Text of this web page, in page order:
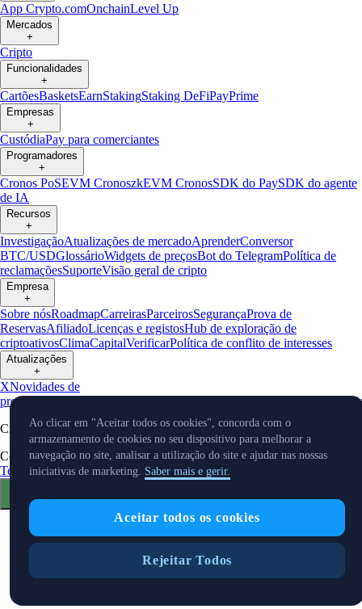
App Crypto.comOnchainLevel Up
Mercados
+
Cripto
Funcionalidades
+
CartõesBasketsEarnStakingStaking DeFiPayPrime
Empresas
+
CustódiaPay para comerciantes
Programadores
+
Cronos PoSEVM CronoszkEVM CronosSDK do PaySDK do agente
de IA
Recursos
+
InvestigaçãoAtualizações de mercadoAprenderConversor
BTC/USDGlossárioWidgets de preçosBot do TelegramPolítica de
reclamaçõesSuporteVisão geral de cripto
Empresa
+
Sobre nósRoadmapCarreirasParceirosSegurançaProva de
ReservasAfiliadoLicenças e registosHub de exploração de
criptoativosClimaCapitalVerificarPolítica de conflito de interesses
Atualizações
+
XNovidades de
produtos
Cryptocurrency in Every Wallet™
Copyright © 2018 - 2026 Crypto.com. Todos os direitos reservados.
Termos e Condições EEEAviso de Privacidade
Ao clicar em "Aceitar todos os cookies", concorda com o
armazenamento de cookies no seu dispositivo para melhorar a
navegação no site, analisar a utilização do site e ajudar nas nossas
iniciativas de marketing. Saber mais e gerir.
Aceitar todos os cookies
Rejeitar Todos